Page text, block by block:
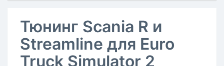
Тюнинг Scania R и
Streamline для Euro
Truck Simulator 2